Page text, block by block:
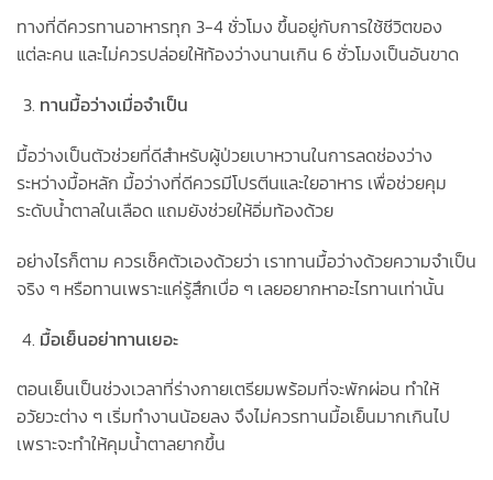
ทางที่ดีควรทานอาหารทุก 3-4 ชั่วโมง ขึ้นอยู่กับการใช้ชีวิตของ
แต่ละคน และไม่ควรปล่อยให้ท้องว่างนานเกิน 6 ชั่วโมงเป็นอันขาด
ทานมื้อว่างเมื่อจำเป็น
มื้อว่างเป็นตัวช่วยที่ดีสำหรับผู้ป่วยเบาหวานในการลดช่องว่าง
ระหว่างมื้อหลัก มื้อว่างที่ดีควรมีโปรตีนและใยอาหาร เพื่อช่วยคุม
ระดับน้ำตาลในเลือด แถมยังช่วยให้อิ่มท้องด้วย
อย่างไรก็ตาม ควรเช็คตัวเองด้วยว่า เราทานมื้อว่างด้วยความจำเป็น
จริง ๆ หรือทานเพราะแค่รู้สึกเบื่อ ๆ เลยอยากหาอะไรทานเท่านั้น
มื้อเย็นอย่าทานเยอะ
ตอนเย็นเป็นช่วงเวลาที่ร่างกายเตรียมพร้อมที่จะพักผ่อน ทำให้
อวัยวะต่าง ๆ เริ่มทำงานน้อยลง จึงไม่ควรทานมื้อเย็นมากเกินไป
เพราะจะทำให้คุมน้ำตาลยากขึ้น